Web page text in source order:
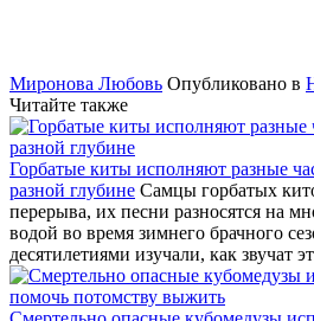
Миронова Любовь Опубликовано в
Читайте также
Горбатые киты исполняют разные
разной глубине Самцы горбатых
перерыва, их песни разносятся на
водой во время зимнего брачного
десятилетиями изучали, как звучат